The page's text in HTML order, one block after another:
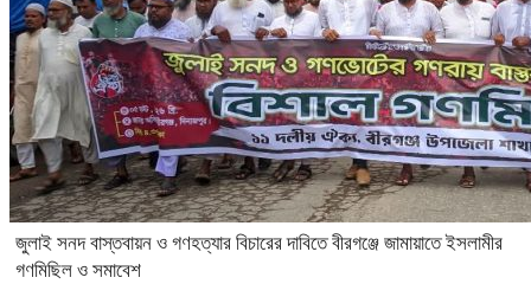
জুলাই সনদ বাস্তবায়ন ও গণহত্যার বিচারের দাবিতে বীরগঞ্জে জামায়াতে ইসলামীর
গণমিছিল ও সমাবেশ